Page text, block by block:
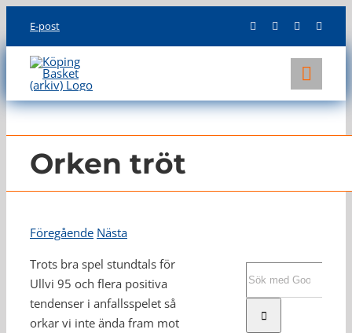
content
E-post
KLUBBEN
LAG
INFO
Orken tröt
Föregående Nästa
Trots bra spel stundtals för
Ullvi 95 och flera positiva
tendenser i anfallsspelet så
orkar vi inte ända fram mot